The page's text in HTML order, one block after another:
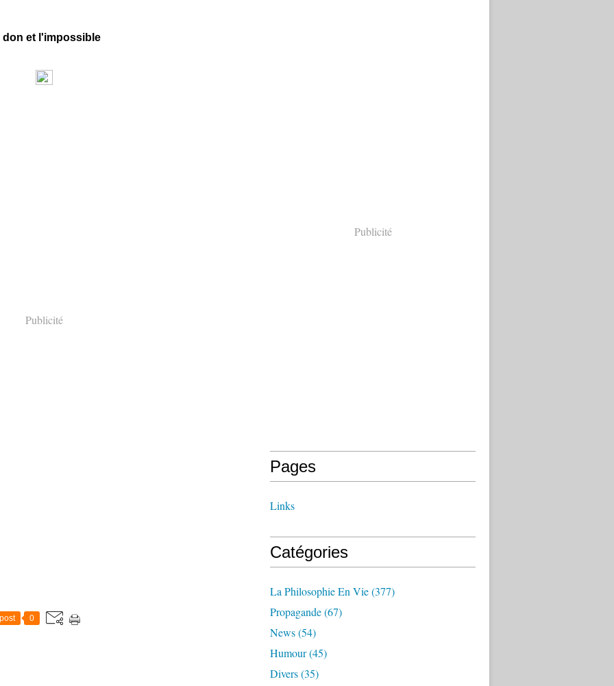
don et l'impossible
Publicité
0
Publicité
Pages
Links
Catégories
La Philosophie En Vie(377)
Propagande(67)
News(54)
Humour(45)
Divers(35)